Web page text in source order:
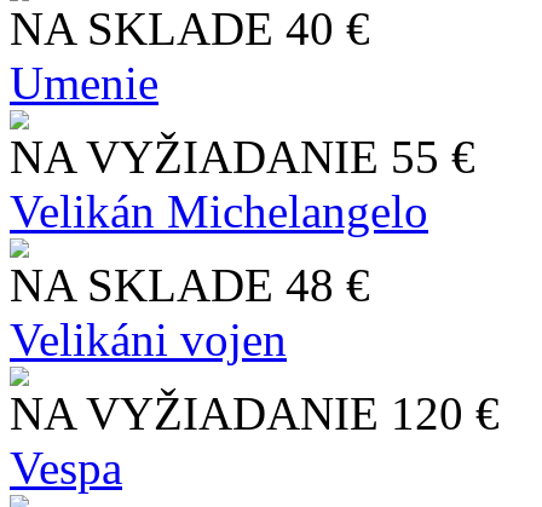
NA SKLADE 40 €
Umenie
NA VYŽIADANIE 55 €
Velikán Michelangelo
NA SKLADE 48 €
Velikáni vojen
NA VYŽIADANIE 120 €
Vespa